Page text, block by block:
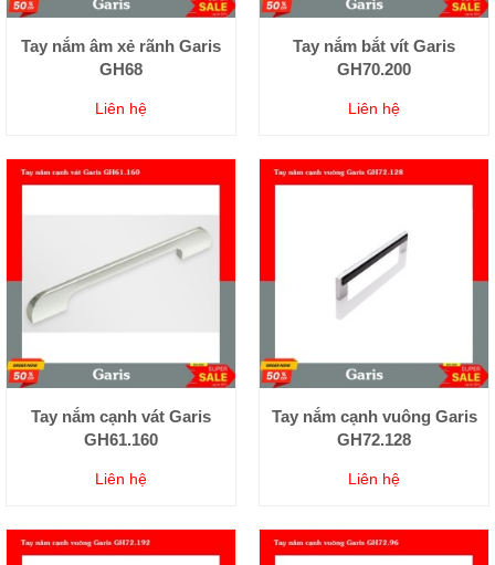
Tay nắm âm xẻ rãnh Garis
GH68
Liên hệ
Tay nắm bắt vít Garis
GH70.200
Liên hệ
Tay nắm cạnh vát Garis
GH61.160
Liên hệ
Tay nắm cạnh vuông Garis
GH72.128
Liên hệ